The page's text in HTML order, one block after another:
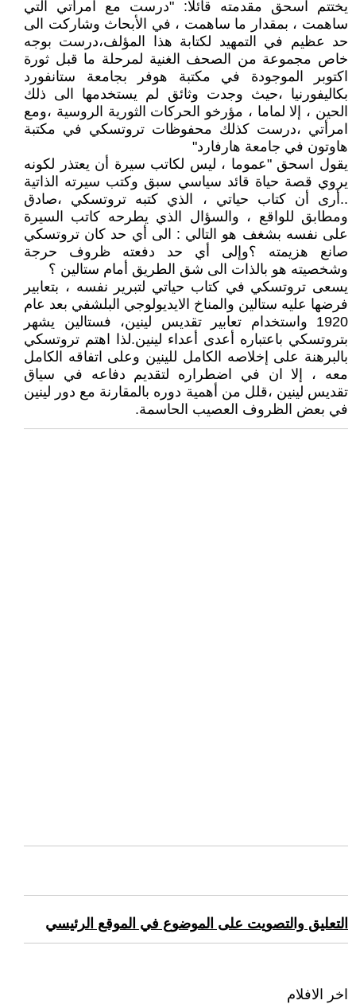
يختتم اسحق مقدمته قائلا: "درست مع امرأتي التي
ساهمت ، بمقدار ما ساهمت ، في الأبحاث وشاركت الى
حد عظيم في التمهيد لكتابة هذا المؤلف،درست بوجه
خاص مجموعة من الصحف الغنية لمرحلة ما قبل ثورة
اكتوبر الموجودة في مكتبة هوفر بجامعة ستانفورد
بكاليفورنيا ،حيث وجدت وثائق لم يستخدمها الى ذلك
الحين ، إلا لماما ، مؤرخو الحركات الثورية الروسية ،ومع
امرأتي ،درست كذلك محفوظات تروتسكي في مكتبة
هاوتون في جامعة هارفارد"
يقول اسحق "عموما ، ليس لكاتب سيرة أن يعتذر لكونه
يروي قصة حياة قائد سياسي سبق وكتب سيرته الذاتية
..أرى أن كتاب حياتي ، الذي كتبه تروتسكي ،صادق
ومطابق للواقع ، والسؤال الذي يطرحه كاتب السيرة
على نفسه بشغف هو التالي : الى أي حد كان تروتسكي
صانع هزيمته ؟وإلى أي حد دفعته ظروف حرجة
وشخصيته هو بالذات الى شق الطريق أمام ستالين ؟
يسعى تروتسكي في كتاب حياتي لتبرير نفسه ، بتعابير
فرضها عليه ستالين والمناخ الايديولوجي البلشفي بعد عام
1920 واستخدام تعابير تقديس لينين، فستالين يشهر
بتروتسكي باعتباره أعدى أعداء لينين.لذا اهتم تروتسكي
بالبرهنة على إخلاصه الكامل للينين وعلى اتفاقه الكامل
معه ، إلا ان في اضطراره لتقديم دفاعه في سياق
تقديس لينين ،قلل من أهمية دوره بالمقارنة مع دور لينين
في بعض الظروف العصيب الحاسمة.
التعليق والتصويت على الموضوع في الموقع الرئيسي
اخر الافلام